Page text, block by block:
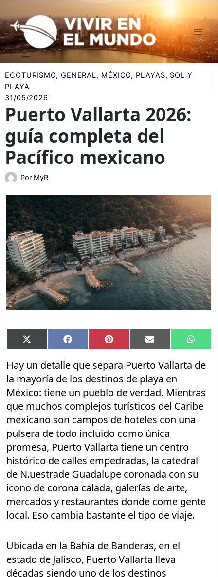
al
contenido
ECOTURISMO, GENERAL, MÉXICO, PLAYAS, SOL Y
PLAYA
31/05/2026
Puerto Vallarta 2026:
guía completa del
Pacífico mexicano
Por MyR
Compartir
en
X
(Twitter)
Compartir
en
Facebook Compartir
en
Pinterest Compartir
en
Email
en
Hay un detalle que separa Puerto Vallarta de
la mayoría de los destinos de playa en
México: tiene un pueblo de verdad. Mientras
que muchos complejos turísticos del Caribe
mexicano son campos de hoteles con una
pulsera de todo incluido como única
promesa, Puerto Vallarta tiene un centro
histórico de calles empedradas, la catedral
de N.uestrade Guadalupe coronada con su
icono de corona calada, galerías de arte,
mercados y restaurantes donde come gente
local. Eso cambia bastante el tipo de viaje.
Ubicada en la Bahía de Banderas, en el
estado de Jalisco, Puerto Vallarta lleva
décadas siendo uno de los destinos